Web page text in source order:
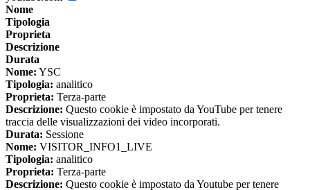
Nome
Tipologia
Proprieta
Descrizione
Durata
Nome: YSC
Tipologia: analitico
Proprieta: Terza-parte
Descrizione: Questo cookie è impostato da YouTube per tenere
traccia delle visualizzazioni dei video incorporati.
Durata: Sessione
Nome: VISITOR_INFO1_LIVE
Tipologia: analitico
Proprieta: Terza-parte
Descrizione: Questo cookie è impostato da Youtube per tenere